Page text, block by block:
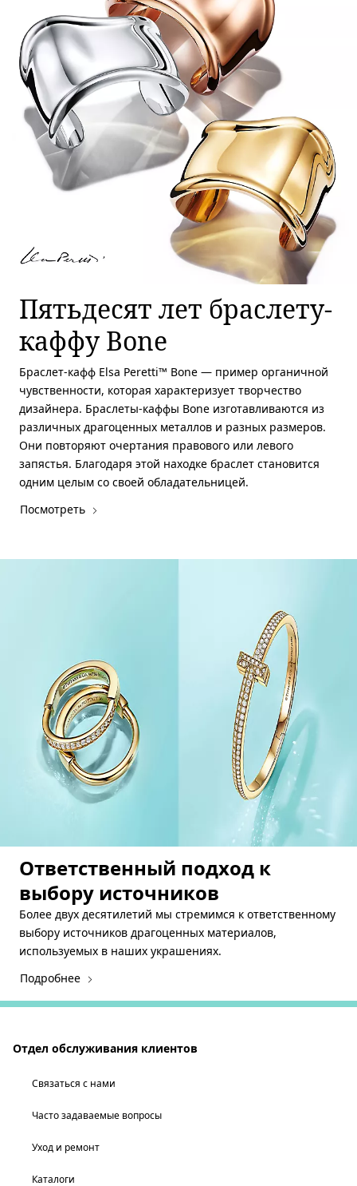
Пятьдесят лет браслету-
каффу Bone
Браслет-кафф Elsa Peretti™ Bone — пример органичной
чувственности, которая характеризует творчество
дизайнера. Браслеты-каффы Bone изготавливаются из
различных драгоценных металлов и разных размеров.
Они повторяют очертания правового или левого
запястья. Благодаря этой находке браслет становится
одним целым со своей обладательницей.
Посмотреть
Ответственный подход к
выбору источников
Более двух десятилетий мы стремимся к ответственному
выбору источников драгоценных материалов,
используемых в наших украшениях.
Подробнее
Отдел обслуживания клиентов
Связаться с нами
Часто задаваемые вопросы
Уход и ремонт
Каталоги